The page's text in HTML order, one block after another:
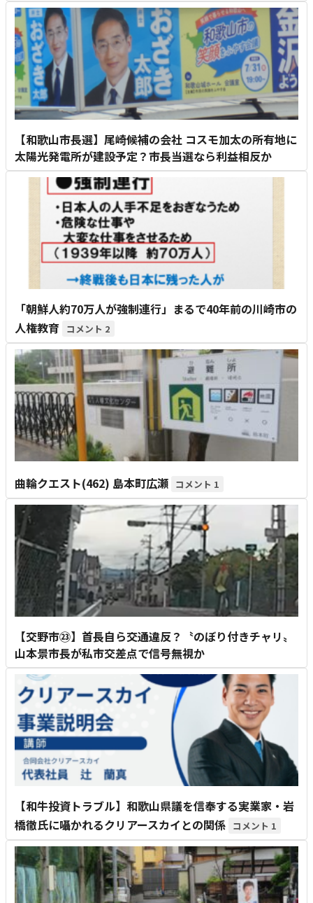
【和歌山市長選】尾崎候補の会社 コスモ加太の所有地に
太陽光発電所が建設予定？市長当選なら利益相反か
「朝鮮人約70万人が強制連行」まるで40年前の川崎市の
人権教育
2
曲輪クエスト(462) 島本町広瀬 1
【交野市㉓】首長自ら交通違反？〝のぼり付きチャリ〟
山本景市長が私市交差点で信号無視か
【和牛投資トラブル】和歌山県議を信奉する実業家・岩
橋徹氏に囁かれるクリアースカイとの関係
1